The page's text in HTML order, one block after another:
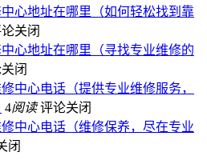
中心地址在哪里（如何轻松找到靠
关闭
中心地址在哪里（寻找专业维修的
闭
中心电话（提供专业维修服务，
4阅读 评论关闭
修中心电话（维修保养，尽在专业
闭